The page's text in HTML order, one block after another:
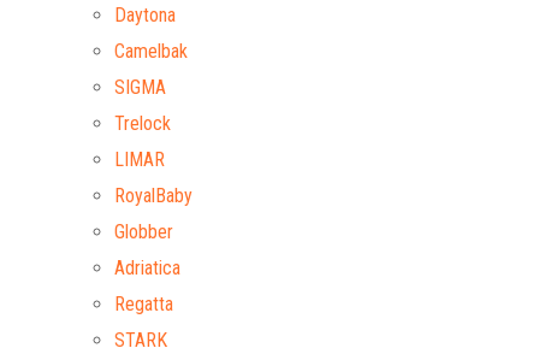
Daytona
Camelbak
SIGMA
Trelock
LIMAR
RoyalBaby
Globber
Adriatica
Regatta
STARK